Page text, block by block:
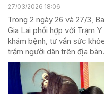
27/03/2026 18:06
Trong 2 ngày 26 và 27/3,
Gia Lai phối hợp với Trạm
khám bệnh, tư vấn sức
trăm người dân trên địa bàn.